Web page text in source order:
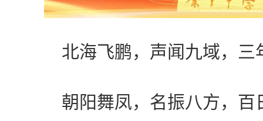
北海飞鹏，声闻九域，三
朝阳舞凤，名振八方，百